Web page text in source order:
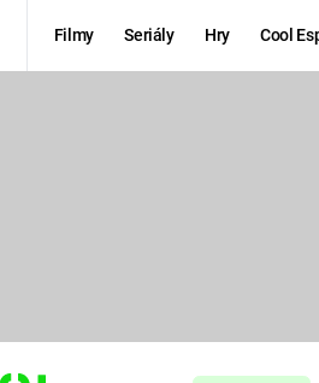
Filmy Seriály Hry Cool